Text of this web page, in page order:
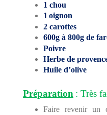
1 chou
1oignon
2 carottes
600g à 800g de
Poivre
Herbe de
Huile d’olive
Préparation : Très
Faire revenir un